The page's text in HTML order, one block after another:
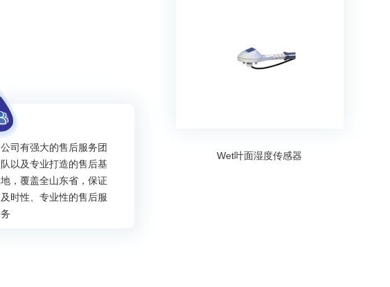
公司有强大的售后服务团
队以及专业打造的售后基
地，覆盖全山东省，保证
及时性、专业性的售后服
务
Wet叶面湿度传感器